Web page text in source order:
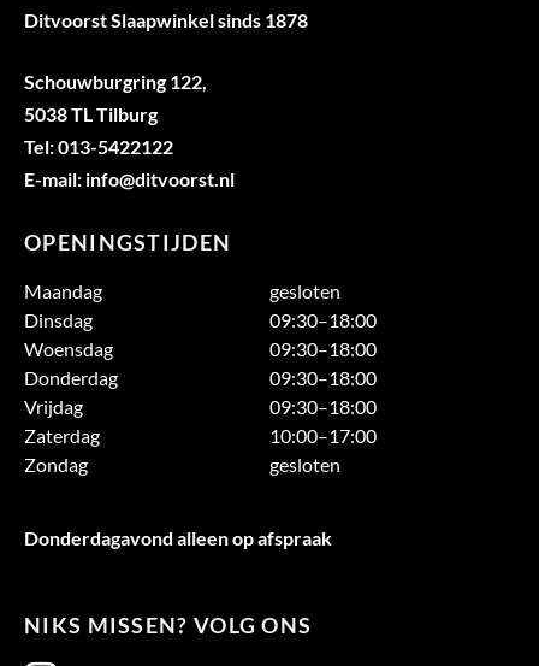
Ditvoorst Slaapwinkel sinds 1878
Schouwburgring 122,
5038 TL Tilburg
Tel: 013-5422122
E-mail: info@ditvoorst.nl
OPENINGSTIJDEN
Maandag
gesloten
Dinsdag
09:30–18:00
Woensdag
09:30–18:00
Donderdag
09:30–18:00
Vrijdag
09:30–18:00
Zaterdag
10:00–17:00
Zondag
gesloten
Donderdagavond alleen op afspraak
NIKS MISSEN? VOLG ONS